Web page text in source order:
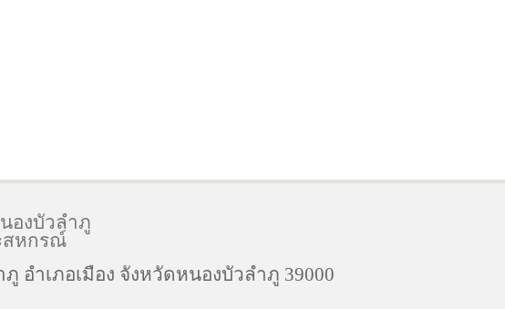
องบัวลำภู
สหกรณ์
อำเภอเมือง จังหวัดหนองบัวลำภู 39000